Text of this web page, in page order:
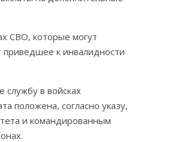
СВО, которые могут
приведшее к инвалидности
в войсках
положена, согласно указу,
и командированным